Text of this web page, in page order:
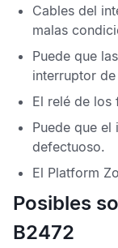
Cables del
malas
Puede que
interruptor
El relé de los
Puede que
defectuoso.
El Platform
Posibles
B2472